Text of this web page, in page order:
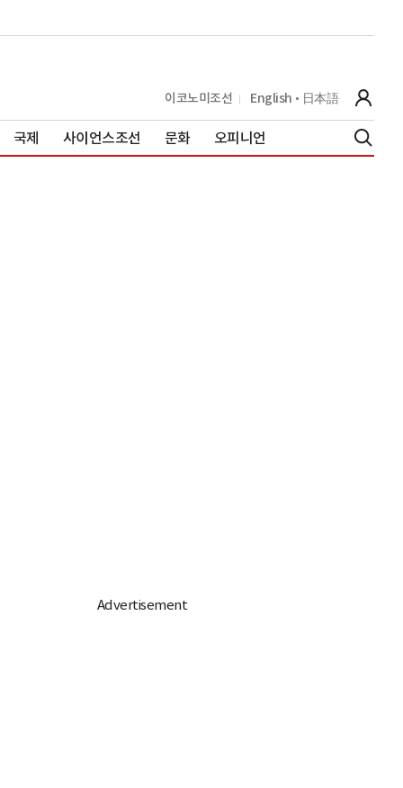
이코노미조선 English 日本語
국제 사이언스조선 문화 오피니언